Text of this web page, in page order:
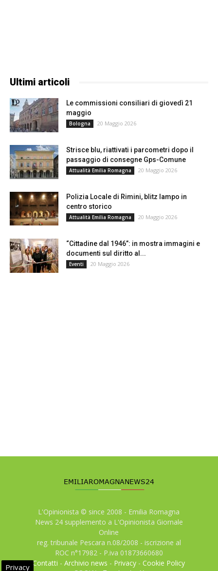
Ultimi articoli
Le commissioni consiliari di giovedì 21
maggio
Bologna 20 Maggio 2026
Strisce blu, riattivati i parcometri dopo il
passaggio di consegne Gps-Comune
Attualità Emilia Romagna 20 Maggio 2026
Polizia Locale di Rimini, blitz lampo in
centro storico
Attualità Emilia Romagna 20 Maggio 2026
“Cittadine dal 1946”: in mostra immagini e
documenti sul diritto al...
Eventi 20 Maggio 2026
L'Opinionista © since 2008 - Emilia Romagna
News 24 supplemento a L'Opinionista Giornale
Online
reg. tribunale Pescara n.08/2008 - iscrizione al
ROC n°17982 - P.iva 01873660680
Contatti -Archivio news - Privacy -Cookie Policy
Privacy